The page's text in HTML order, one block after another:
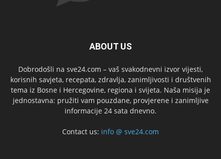
ABOUT US
Dobrodošli na sve24.com – vaš svakodnevni izvor vijesti,
korisnih savjeta, recepata, zdravlja, zanimljivosti i društvenih
tema iz Bosne i Hercegovine, regiona i svijeta. Naša misija je
jednostavna: pružiti vam pouzdane, provjerene i zanimljive
informacije 24 sata dnevno.
Contact us: info @ sve24.com